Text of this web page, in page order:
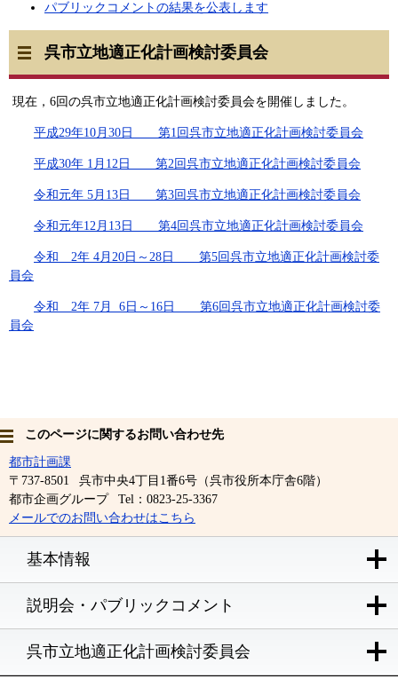
パブリックコメントの結果を公表します
呉市立地適正化計画検討委員会
現在，6回の呉市立地適正化計画検討委員会を開催しました。
平成29年10月30日 第1回呉市立地適正化計画検討委員会
平成30年 1月12日 第2回呉市立地適正化計画検討委員会
令和元年 5月13日 第3回呉市立地適正化計画検討委員会
令和元年12月13日 第4回呉市立地適正化計画検討委員会
令和 2年 4月20日～28日 第5回呉市立地適正化計画検討委
員会
令和 2年 7月 6日～16日 第6回呉市立地適正化計画検討委
員会
このページに関するお問い合わせ先
都市計画課
〒737-8501
呉市中央4丁目1番6号（呉市役所本庁舎6階）
都市企画グループ
Tel：0823-25-3367
メールでのお問い合わせはこちら
基本情報
説明会・パブリックコメント
呉市立地適正化計画検討委員会